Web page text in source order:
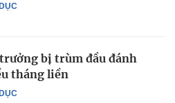
bị trùm đầu đánh
tháng liền